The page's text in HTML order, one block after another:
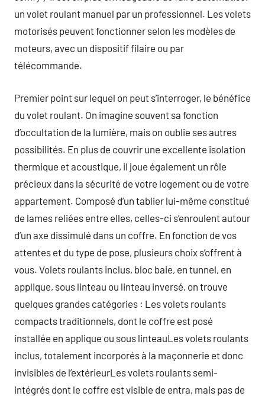
un volet roulant manuel par un professionnel. Les volets
motorisés peuvent fonctionner selon les modèles de
moteurs, avec un dispositif filaire ou par
télécommande.
Premier point sur lequel on peut s’interroger, le bénéfice
du volet roulant. On imagine souvent sa fonction
d’occultation de la lumière, mais on oublie ses autres
possibilités. En plus de couvrir une excellente isolation
thermique et acoustique, il joue également un rôle
précieux dans la sécurité de votre logement ou de votre
appartement. Composé d’un tablier lui-même constitué
de lames reliées entre elles, celles-ci s’enroulent autour
d’un axe dissimulé dans un coffre. En fonction de vos
attentes et du type de pose, plusieurs choix s’offrent à
vous. Volets roulants inclus, bloc baie, en tunnel, en
applique, sous linteau ou linteau inversé, on trouve
quelques grandes catégories : Les volets roulants
compacts traditionnels, dont le coffre est posé
installée en applique ou sous linteauLes volets roulants
inclus, totalement incorporés à la maçonnerie et donc
invisibles de l’extérieurLes volets roulants semi-
intégrés dont le coffre est visible de entra, mais pas de